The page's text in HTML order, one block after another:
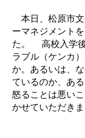
本日、松原市文
ーマネジメント
た。 高校入学後
ラブル（ケンカ
か。あるいは、
ているのか、あ
怒ることは悪い
かせていただき